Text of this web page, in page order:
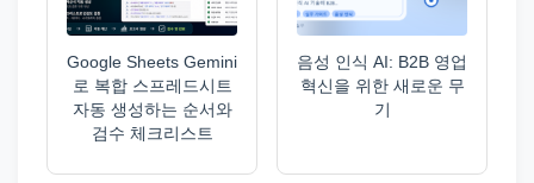
Google Sheets Gemini
로 복합 스프레드시트
자동 생성하는 순서와
검수 체크리스트
음성 인식 AI: B2B 영업
혁신을 위한 새로운 무
기